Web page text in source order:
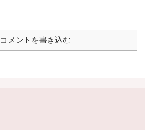
コメントを書き込む